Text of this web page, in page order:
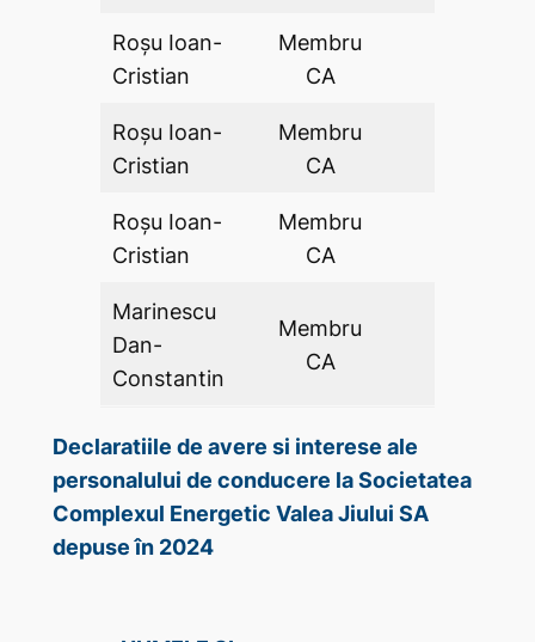
Roșu Ioan-
Cristian
Membru
CA
Roșu Ioan-
Cristian
Membru
CA
Roșu Ioan-
Cristian
Membru
CA
Marinescu
Dan-
Constantin
Membru
CA
Declaratiile de avere si interese ale
personalului de conducere la Societatea
Complexul Energetic Valea Jiului SA
depuse în 2024